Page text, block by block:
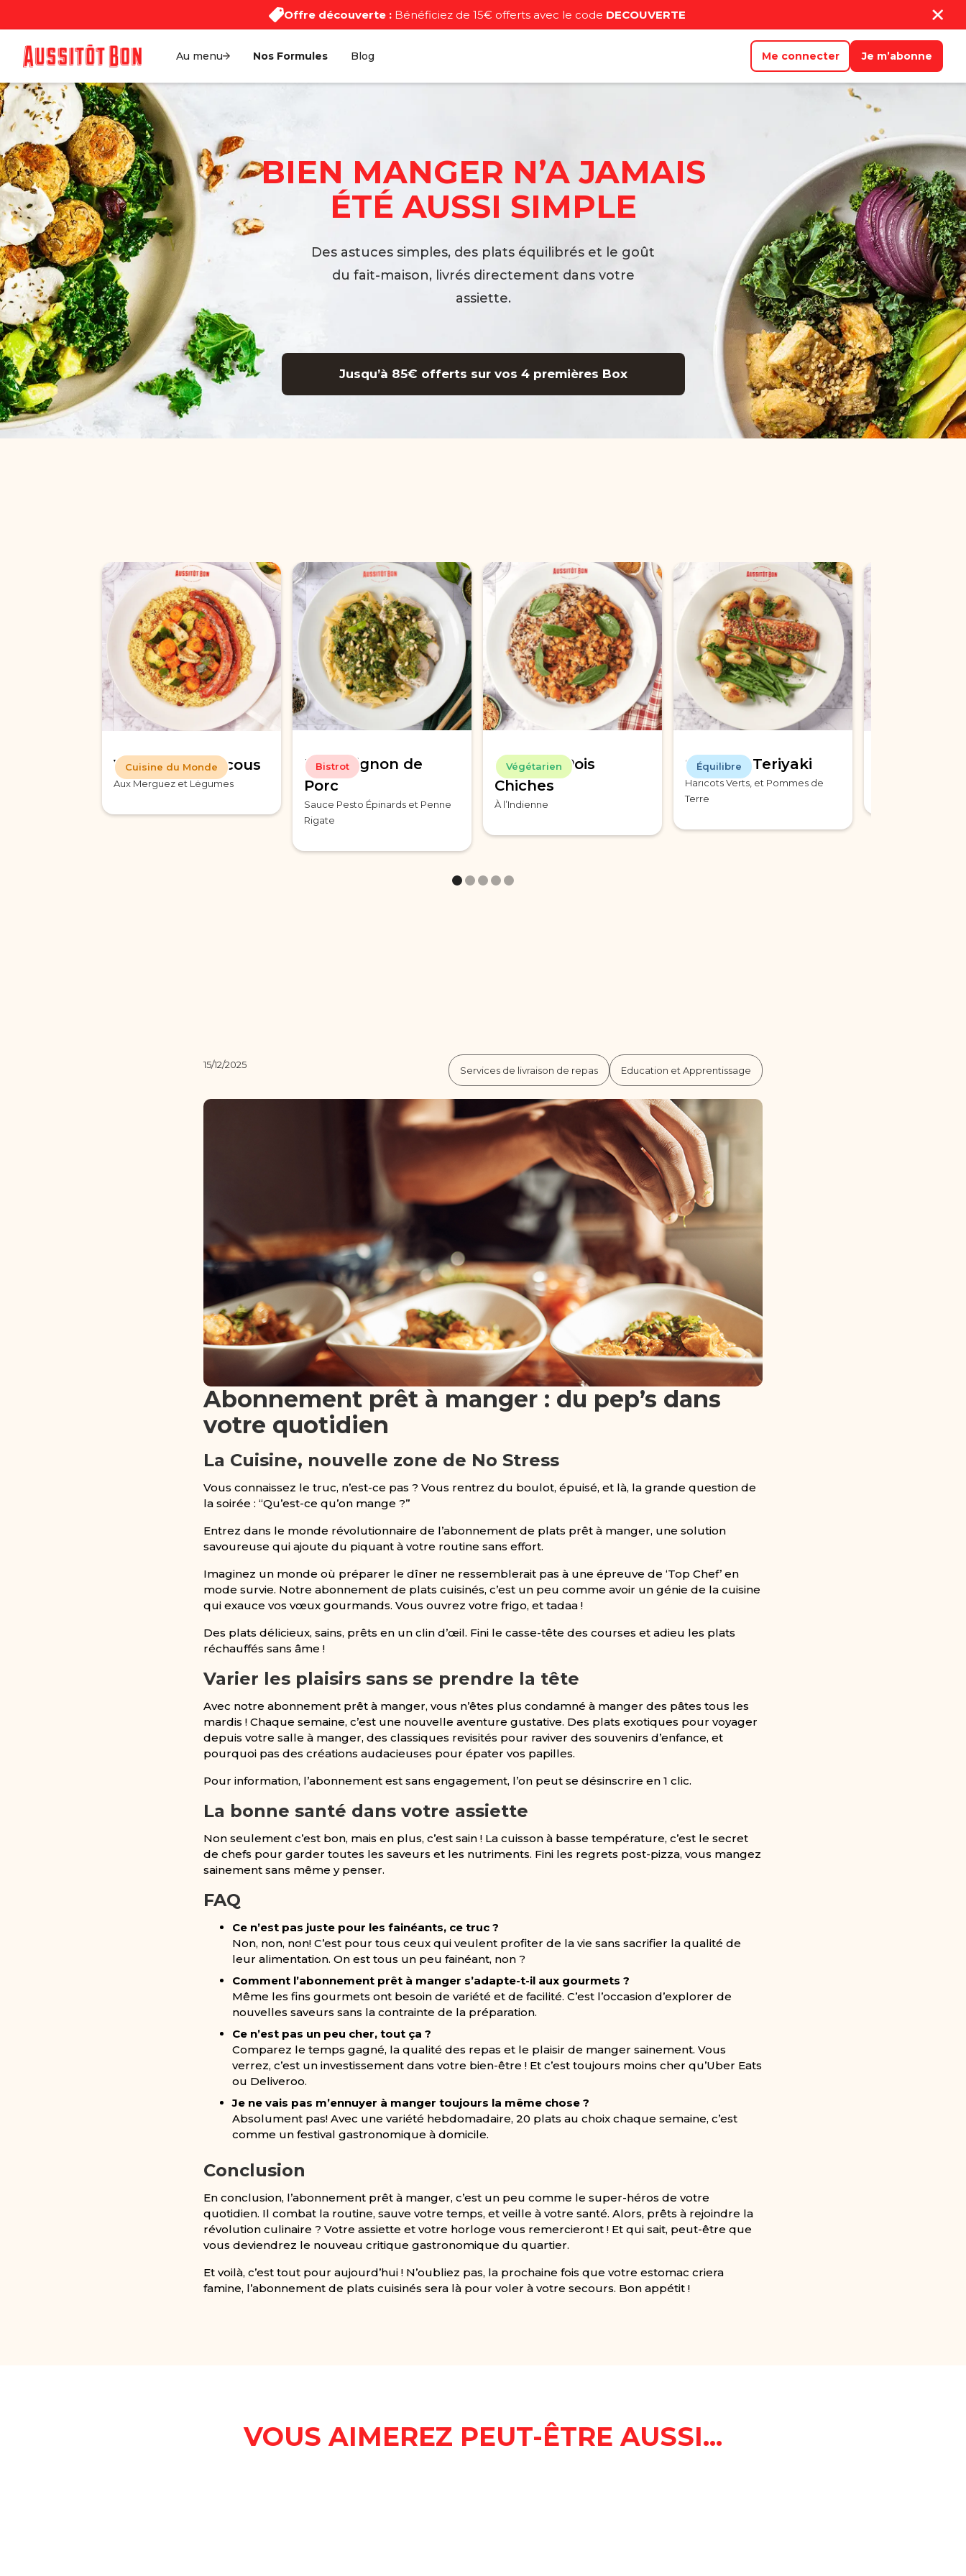
Offre découverte : Bénéficiez de 15€ offerts avec le code DECOUVERTE
Au menu Nos Formules Blog Me connecter Je m’abonne
BIEN MANGER N’A JAMAIS
ÉTÉ AUSSI SIMPLE
Des astuces simples, des plats équilibrés et le goût
du fait-maison, livrés directement dans votre
assiette.
Jusqu’à 85€ offerts sur vos 4 premières Box
Véritable Couscous
Aux Merguez et Légumes
Cuisine du Monde
Filet Mignon de
Porc
Sauce Pesto Épinards et Penne
Rigate
Bistrot
Curry de Pois
Chiches
À l’Indienne
Végétarien Saumon Teriyaki
Haricots Verts, et Pommes de
Terre
Équilibre
15/12/2025 Services de livraison de repas Education et Apprentissage
Abonnement prêt à manger : du pep’s dans
votre quotidien
La Cuisine, nouvelle zone de No Stress
Vous connaissez le truc, n’est-ce pas ? Vous rentrez du boulot, épuisé, et là, la grande question de
la soirée : “Qu’est-ce qu’on mange ?”
Entrez dans le monde révolutionnaire de l’abonnement de plats prêt à manger, une solution
savoureuse qui ajoute du piquant à votre routine sans effort.
Imaginez un monde où préparer le dîner ne ressemblerait pas à une épreuve de ‘Top Chef’ en
mode survie. Notre abonnement de plats cuisinés, c’est un peu comme avoir un génie de la cuisine
qui exauce vos vœux gourmands. Vous ouvrez votre frigo, et tadaa !
Des plats délicieux, sains, prêts en un clin d’œil. Fini le casse-tête des courses et adieu les plats
réchauffés sans âme !
Varier les plaisirs sans se prendre la tête
Avec notre abonnement prêt à manger, vous n’êtes plus condamné à manger des pâtes tous les
mardis ! Chaque semaine, c’est une nouvelle aventure gustative. Des plats exotiques pour voyager
depuis votre salle à manger, des classiques revisités pour raviver des souvenirs d’enfance, et
pourquoi pas des créations audacieuses pour épater vos papilles.
Pour information, l’abonnement est sans engagement, l’on peut se désinscrire en 1 clic.
La bonne santé dans votre assiette
Non seulement c’est bon, mais en plus, c’est sain ! La cuisson à basse température, c’est le secret
de chefs pour garder toutes les saveurs et les nutriments. Fini les regrets post-pizza, vous mangez
sainement sans même y penser.
FAQ
Ce n’est pas juste pour les fainéants, ce truc ?
Non, non, non! C’est pour tous ceux qui veulent profiter de la vie sans sacrifier la qualité de
leur alimentation. On est tous un peu fainéant, non ?
Comment l’abonnement prêt à manger s’adapte-t-il aux gourmets ?
Même les fins gourmets ont besoin de variété et de facilité. C’est l’occasion d’explorer de
nouvelles saveurs sans la contrainte de la préparation.
Ce n’est pas un peu cher, tout ça ?
Comparez le temps gagné, la qualité des repas et le plaisir de manger sainement. Vous
verrez, c’est un investissement dans votre bien-être ! Et c’est toujours moins cher qu’Uber Eats
ou Deliveroo.
Je ne vais pas m’ennuyer à manger toujours la même chose ?
Absolument pas! Avec une variété hebdomadaire, 20 plats au choix chaque semaine, c’est
comme un festival gastronomique à domicile.
Conclusion
En conclusion, l’abonnement prêt à manger, c’est un peu comme le super-héros de votre
quotidien. Il combat la routine, sauve votre temps, et veille à votre santé. Alors, prêts à rejoindre la
révolution culinaire ? Votre assiette et votre horloge vous remercieront ! Et qui sait, peut-être que
vous deviendrez le nouveau critique gastronomique du quartier.
Et voilà, c’est tout pour aujourd’hui ! N’oubliez pas, la prochaine fois que votre estomac criera
famine, l’abonnement de plats cuisinés sera là pour voler à votre secours. Bon appétit !
VOUS AIMEREZ PEUT-ÊTRE AUSSI...